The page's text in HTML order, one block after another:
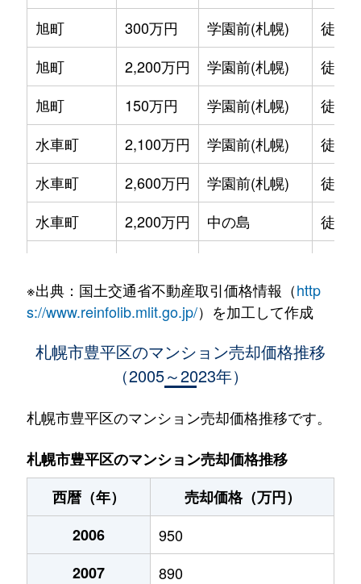
旭町
300万円 学園前(札幌)
徒歩
旭町
2,200万円 学園前(札幌)
徒歩
旭町
150万円 学園前(札幌)
徒歩
水車町
2,100万円 学園前(札幌)
徒歩
水車町
2,600万円 学園前(札幌)
徒歩
水車町
2,200万円 中の島
徒歩
水車町
1,400万円 中の島
徒歩
2,500万円 月寒中央
月寒中央通
2,700万円 月寒中央
月寒中央通
1,500万円 月寒中央
月寒中央通
3,000万円 月寒中央
月寒中央通
2,000万円
月寒中央通
260万円
※出典：国土交通省不動産取引価格情報（http
s://www.reinfolib.mlit.go.jp/）を加工して作成
札幌市豊平区のマンション売却価格推移
（2005～2023年）
札幌市豊平区のマンション売却価格推移です。
札幌市豊平区のマンション売却価格推移
西暦（年）
売却価格（万円）
2006
950
2007
890